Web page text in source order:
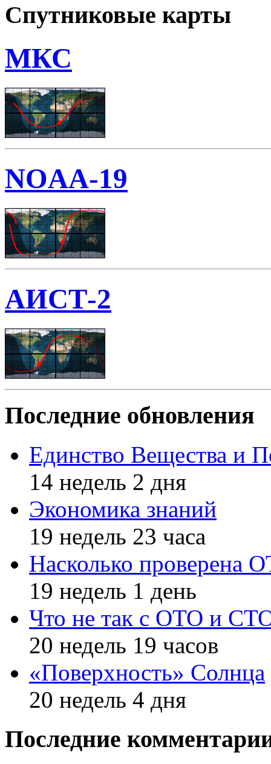
Спутниковые карты
МКС
NOAA-19
АИСТ-2
Последние обновления
Единство Вещества и
14 недель 2 дня
Экономика знаний
19 недель 23 часа
Насколько проверена
19 недель 1 день
Что не так с ОТО и
20 недель 19 часов
«Поверхность» Солнца
20 недель 4 дня
Последние